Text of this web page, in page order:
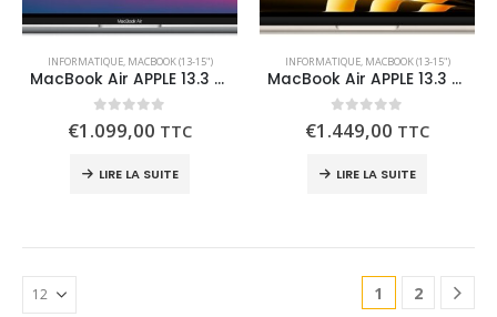
INFORMATIQUE, MACBOOK (13-15")
MacBook Air APPLE 13.3 512 Go M1
0 out of 5
€1.099,00 TTC
LIRE LA SUITE
INFORMATIQUE, MACBOOK (13-15")
MacBook Air APPLE 13.3 512Go M4 2025
0 out of 5
€1.449,00 TTC
LIRE LA SUITE
1 2